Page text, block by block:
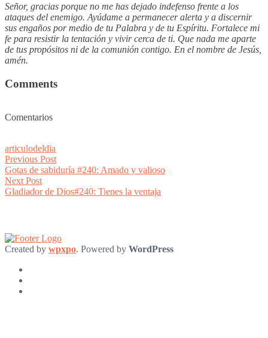
Señor, gracias porque no me has dejado indefenso frente a los
ataques del enemigo. Ayúdame a permanecer alerta y a discernir
sus engaños por medio de tu Palabra y de tu Espíritu. Fortalece mi
fe para resistir la tentación y vivir cerca de ti. Que nada me aparte
de tus propósitos ni de la comunión contigo. En el nombre de Jesús,
amén.
Comments
Comentarios
articulodeldia
Post
navigation
Previous PostPrevious
post:
Gotas de sabiduría #240: Amado y valioso
Next PostNext
post:
Gladiador de Dios#240: Tienes la ventaja
Created by wpxpo. Powered by WordPress